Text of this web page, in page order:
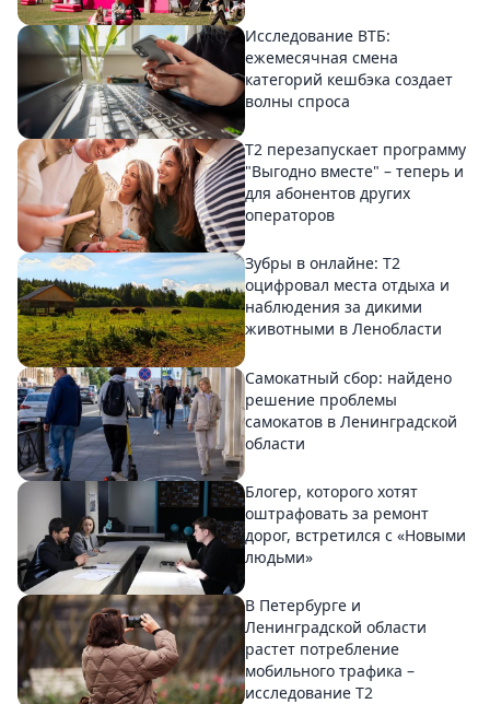
Исследование ВТБ:
ежемесячная смена
категорий кешбэка создает
волны спроса
Т2 перезапускает программу
"Выгодно вместе" – теперь и
для абонентов других
операторов
Зубры в онлайне: Т2
оцифровал места отдыха и
наблюдения за дикими
животными в Ленобласти
Самокатный сбор: найдено
решение проблемы
самокатов в Ленинградской
области
Блогер, которого хотят
оштрафовать за ремонт
дорог, встретился с «Новыми
людьми»
В Петербурге и
Ленинградской области
растет потребление
мобильного трафика –
исследование T2